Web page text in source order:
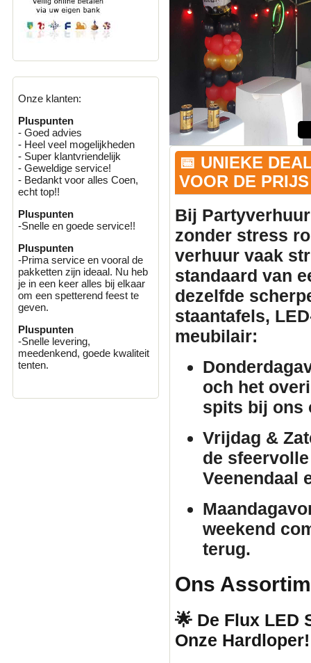
Onze klanten:
Pluspunten
- Goed advies
- Heel veel mogelijkheden
- Super klantvriendelijk
- Geweldige service!
- Bedankt voor alles Coen,
echt top!!
Pluspunten
-Snelle en goede service!!
Pluspunten
-Prima service en vooral de
pakketten zijn ideaal. Nu heb
je in een keer alles bij elkaar
om een spetterend feest te
geven.
Pluspunten
-Snelle levering,
meedenkend, goede kwaliteit
tenten.
📅 UNIEKE
VOOR DE
Bij
zonder stress
verhuur vaak
standaard van
dezelfde
staantafels,
meubilair:
och het
spits bij ons
Vrijdag &
de
Veenendaal
weekend
terug.
Ons
🌟 De Flux LED
Onze Hardloper!